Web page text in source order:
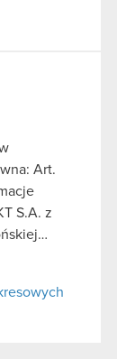
Art.
S.A. z